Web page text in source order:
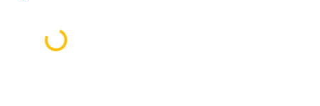
Loading...